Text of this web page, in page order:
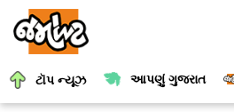
ટૉપ ન્યૂઝ આપણું ગુજરાત